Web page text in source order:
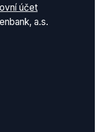
účet
a.s.